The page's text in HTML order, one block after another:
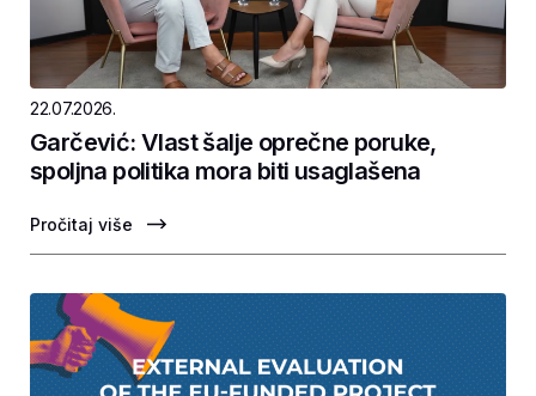
22.07.2026.
Garčević: Vlast šalje oprečne poruke,
spoljna politika mora biti usaglašena
Pročitaj više